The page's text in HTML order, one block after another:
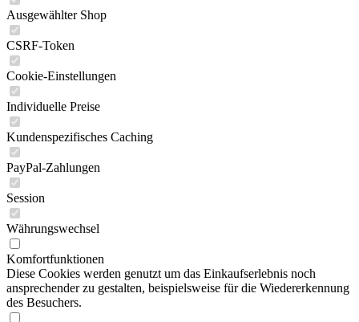
Ausgewählter Shop
CSRF-Token
Cookie-Einstellungen
Individuelle Preise
Kundenspezifisches Caching
PayPal-Zahlungen
Session
Währungswechsel
Komfortfunktionen
Diese Cookies werden genutzt um das Einkaufserlebnis noch
ansprechender zu gestalten, beispielsweise für die Wiedererkennung
des Besuchers.